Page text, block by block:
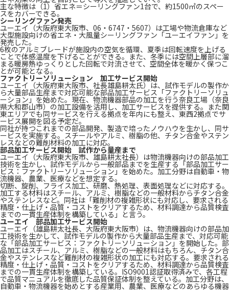
主な特徴は（1）省エネ＝シーリングファン1台で、約1500㎡のスペー
スをカバーできる。
シーリングファン発売
ユーエイ（大阪府東大阪市、06・6747・5607）は工場や物流倉庫など
大型施設向けの省エネ・大風量シーリングファン「ユーエイファン」を
発売した。
6枚のアルミブレードが施設内の空気を循環、夏季は回転速度を上げる
ことで体感温度を下げることができる。また、冬季には空間上層部に溜
まる暖房熱ゆっくりとした回転で対流させて、空間全体を暖かく保つこ
とが可能となる。
ファクトリーソリューション 加工サービス開始
ユーエイ（大阪府東大阪市、社長雄島耕太氏）は、試作モデルの製作か
ら大量部品生産まで対応可能な部品加工サービス「ファクトリーソリュ
ーション」を始めた。現在、物流機器部品の加工を行う奈良工場（奈良
県大和郡山市）の加工設備を活用し、加工サービスを提供する。また関
東エリアでも同サービスを行える拠点を年内にも整え、東西2拠点でサ
ービス展開を図る予定だ。
同社が持つこれまでの部品開発、製造で培ったノウハウを生かし、同サ
ービスを実施する。スチールやアルミ、樹脂の他、チタン合金やステン
レスなどの難削材料の加工に対応。
部品加工サービス開始 試作から量産まで
ユーエイ（大阪府東大阪市、雄島耕太社長）は物流機器向けの部品加工
技術を生かし、試作モデルから一般部品までを生産する「部品加工サー
ビス：ファクトリーソリューション」を始めた。加工分野は自動車・物
流機器、農業、医療などを想定する。
切断、旋削、フライス加工、研磨、熱処理、表面処理などに対応する。
加工する材料はスチール、アルミ、樹脂などの一般材料からチタン合金
やステンレスなど。同社は「難削材の複雑形状にも対応し、要求される
精度・仕上げ・品質・コストをクリアするため、材料調達から品質検査
までの一貫生産体制を構築している」と言う。
ユーエイ 部品加工サービス開始
ユーエイ（雄島耕太社長、大阪府東大阪市）は、物流機器向けの部品加
工技術を生かして、試作モデルの製作から大量部品生産まで、対応可能
な「部品加工サービス：ファクトリーソリューション」を開始した。部
品加工はスチール、アルミ、樹脂などの一般材料はもちろん、チタン合
金やステンレスなど難削材の複雑形状の加工にも対応する。要求される
精度・仕上げ・品質・コストをクリアするため、材料調達から品質検査
までの一貫生産体制を構築している。ISO9001認証取得済みで、各工程
で品質マニュアルを徹底した品質保証体制を整えている。加工分野は、
自動車・物流機器を始めとする産業用、農業、医療などのあらゆる機器